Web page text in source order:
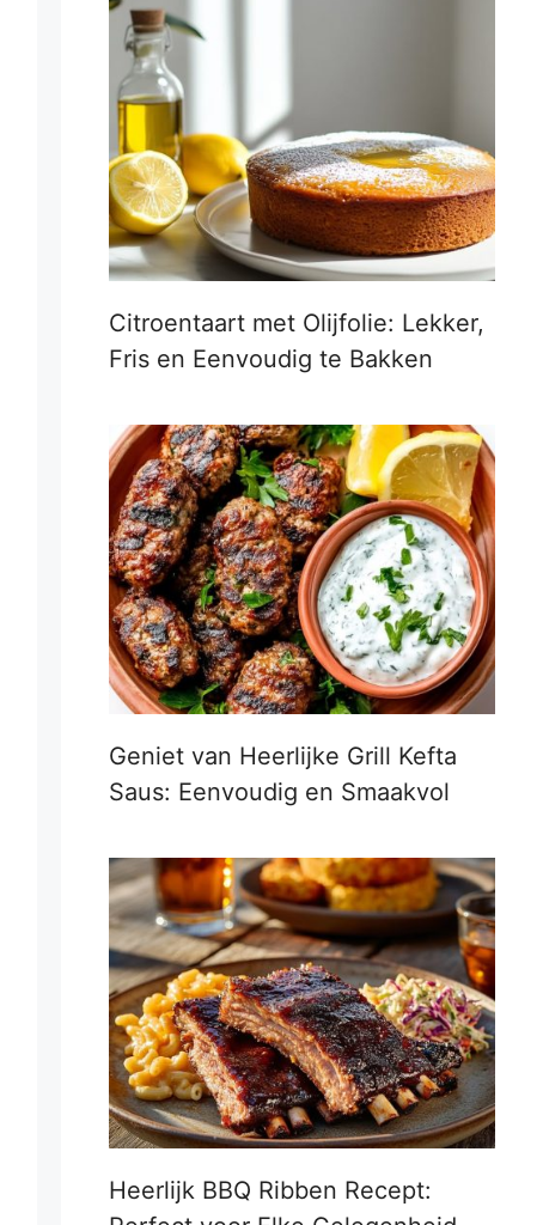
Citroentaart met Olijfolie: Lekker,
Fris en Eenvoudig te Bakken
Geniet van Heerlijke Grill Kefta
Saus: Eenvoudig en Smaakvol
Heerlijk BBQ Ribben Recept: